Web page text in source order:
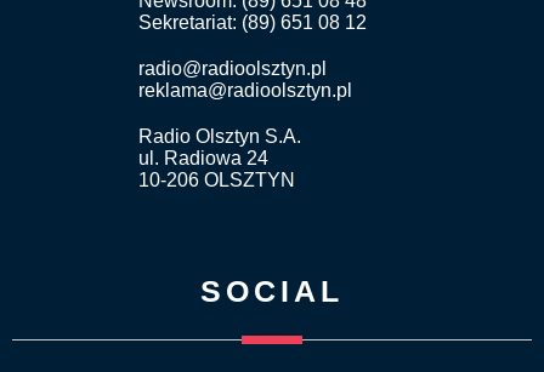
Sekretariat: (89) 651 08 12
radio@radioolsztyn.pl
reklama@radioolsztyn.pl
Radio Olsztyn S.A.
ul. Radiowa 24
10-206 OLSZTYN
SOCIAL